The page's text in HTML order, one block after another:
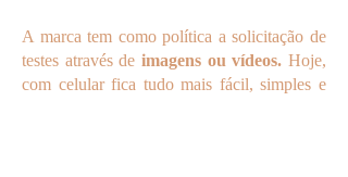
A marca tem como política a solicitação de
testes através de imagens ou vídeos. Hoje,
com celular fica tudo mais fácil, simples e